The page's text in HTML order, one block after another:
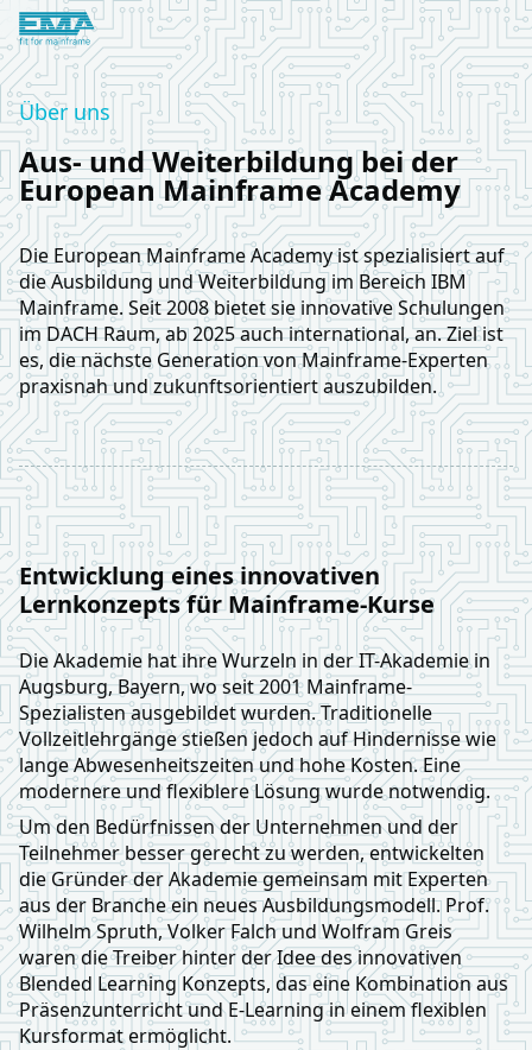
Logo European Mainframe Academy
Über uns
Aus- und Weiterbildung bei der
European Mainframe Academy
Die European Mainframe Academy ist spezialisiert auf
die Ausbildung und Weiterbildung im Bereich IBM
Mainframe. Seit 2008 bietet sie innovative Schulungen
im DACH Raum, ab 2025 auch international, an. Ziel ist
es, die nächste Generation von Mainframe-Experten
praxisnah und zukunftsorientiert auszubilden.
Entwicklung eines innovativen
Lernkonzepts für Mainframe-Kurse
Die Akademie hat ihre Wurzeln in der IT-Akademie in
Augsburg, Bayern, wo seit 2001 Mainframe-
Spezialisten ausgebildet wurden. Traditionelle
Vollzeitlehrgänge stießen jedoch auf Hindernisse wie
lange Abwesenheitszeiten und hohe Kosten. Eine
modernere und flexiblere Lösung wurde notwendig.
Um den Bedürfnissen der Unternehmen und der
Teilnehmer besser gerecht zu werden, entwickelten
die Gründer der Akademie gemeinsam mit Experten
aus der Branche ein neues Ausbildungsmodell. Prof.
Wilhelm Spruth, Volker Falch und Wolfram Greis
waren die Treiber hinter der Idee des innovativen
Blended Learning Konzepts, das eine Kombination aus
Präsenzunterricht und E-Learning in einem flexiblen
Kursformat ermöglicht.